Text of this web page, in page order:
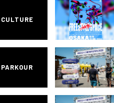
CULTURE
PARKOUR